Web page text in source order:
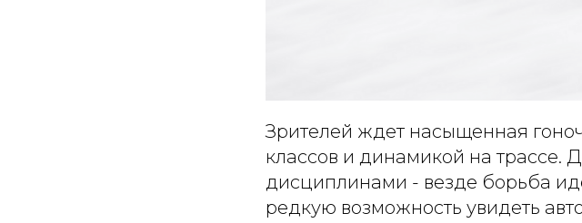
Зрителей ждет насыщенная
классов и динамикой на трассе.
дисциплинами - везде борьба
редкую возможность увидеть